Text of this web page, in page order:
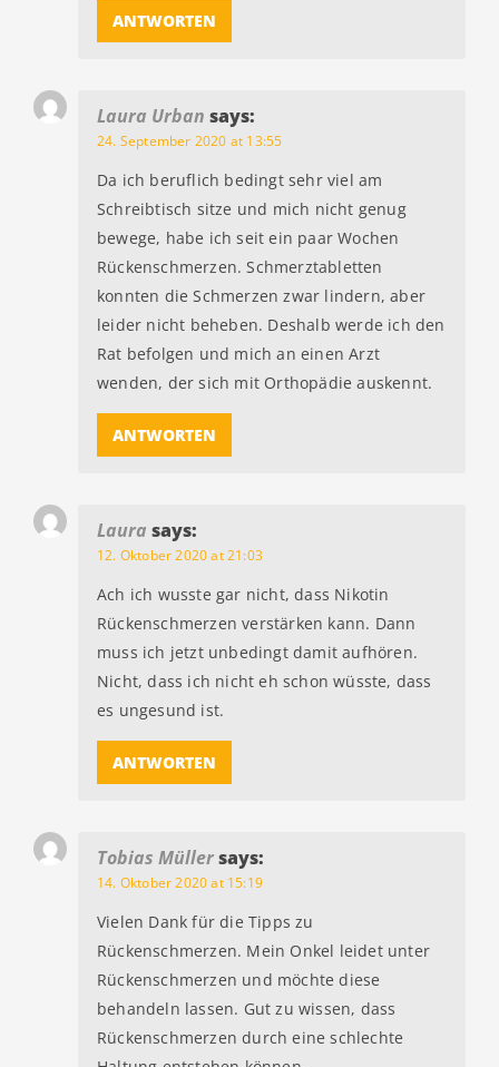
ANTWORTEN
Laura Urban says:
24. September 2020 at 13:55
Da ich beruflich bedingt sehr viel am
Schreibtisch sitze und mich nicht genug
bewege, habe ich seit ein paar Wochen
Rückenschmerzen. Schmerztabletten
konnten die Schmerzen zwar lindern, aber
leider nicht beheben. Deshalb werde ich den
Rat befolgen und mich an einen Arzt
wenden, der sich mit Orthopädie auskennt.
ANTWORTEN
Laura says:
12. Oktober 2020 at 21:03
Ach ich wusste gar nicht, dass Nikotin
Rückenschmerzen verstärken kann. Dann
muss ich jetzt unbedingt damit aufhören.
Nicht, dass ich nicht eh schon wüsste, dass
es ungesund ist.
ANTWORTEN
Tobias Müllersays:
14. Oktober 2020 at 15:19
Vielen Dank für die Tipps zu
Rückenschmerzen. Mein Onkel leidet unter
Rückenschmerzen und möchte diese
behandeln lassen. Gut zu wissen, dass
Rückenschmerzen durch eine schlechte